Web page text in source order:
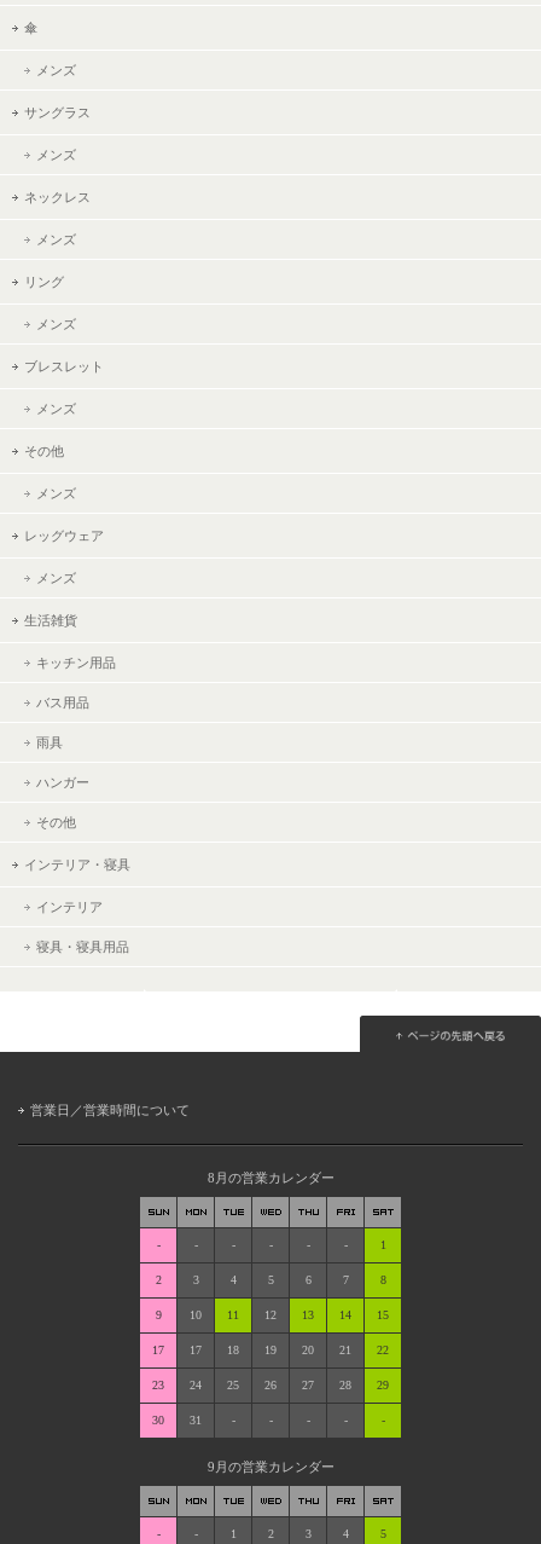
傘
メンズ
サングラス
メンズ
ネックレス
メンズ
リング
メンズ
ブレスレット
メンズ
その他
メンズ
レッグウェア
メンズ
生活雑貨
キッチン用品
バス用品
雨具
ハンガー
その他
インテリア・寝具
インテリア
寝具・寝具用品
営業日／営業時間について
8月の営業カレンダー
- - - - - - 1
2 3 4 5 6 7 8
9 10 11 12 13 14 15
17 17 18 19 20 21 22
23 24 25 26 27 28 29
30 31 - - - - -
9月の営業カレンダー
- - 1 2 3 4 5